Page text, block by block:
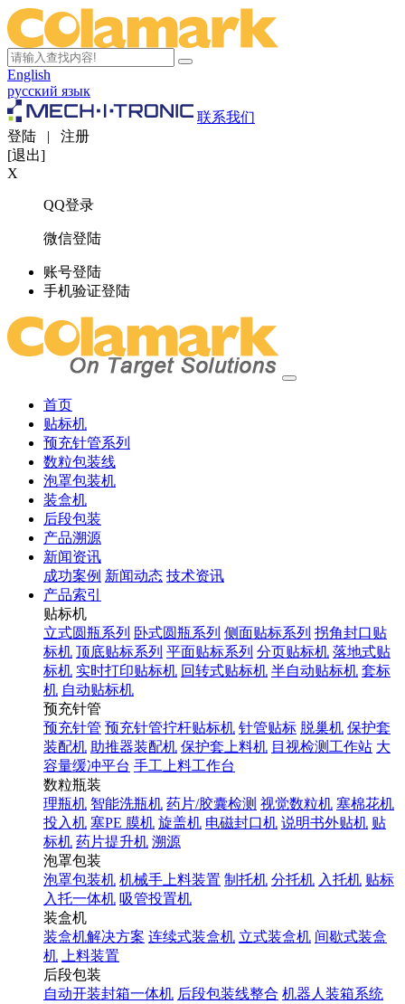
English
русский язык
联系我们
登陆 | 注册
[退出]
X
QQ登录
微信登陆
账号登陆
手机验证登陆
首页
贴标机
预充针管系列
数粒包装线
泡罩包装机
装盒机
后段包装
产品溯源
新闻资讯
成功案例 新闻动态 技术资讯
产品索引
贴标机
立式圆瓶系列 卧式圆瓶系列 侧面贴标系列 拐角封口贴
标机 顶底贴标系列 平面贴标系列 分页贴标机 落地式贴
标机 实时打印贴标机 回转式贴标机 半自动贴标机 套标
机 自动贴标机
预充针管
预充针管 预充针管拧杆贴标机 针管贴标 脱巢机 保护套
装配机 助推器装配机 保护套上料机 目视检测工作站 大
容量缓冲平台 手工上料工作台
数粒瓶装
理瓶机 智能洗瓶机 药片/胶囊检测 视觉数粒机 塞棉花机
投入机 塞PE 膜机 旋盖机 电磁封口机 说明书外贴机 贴
标机 药片提升机 溯源
泡罩包装
泡罩包装机 机械手上料装置 制托机 分托机 入托机 贴标
入托一体机 吸管投置机
装盒机
装盒机解决方案 连续式装盒机 立式装盒机 间歇式装盒
机
上料装置
后段包装
自动开装封箱一体机 后段包装线整合 机器人装箱系统